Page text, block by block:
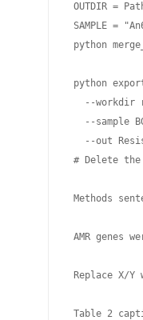
OUTDIR =
SAMPLE =
python
python
--workdir
--sample
--out
# Delete the
Methods
AMR genes
Replace X/
Table 2